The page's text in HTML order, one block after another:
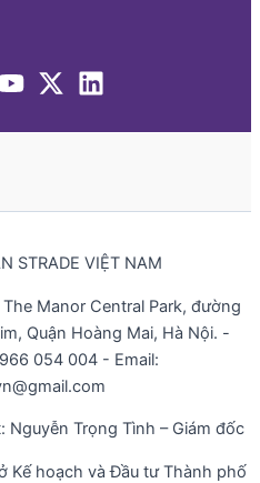
STRADE VIỆT NAM
Manor Central Park, đường
Quận Hoàng Mai, Hà Nội. -
054 004 - Email:
Nguyễn Trọng Tình – Giám đốc
Kế hoạch và Đầu tư Thành phố